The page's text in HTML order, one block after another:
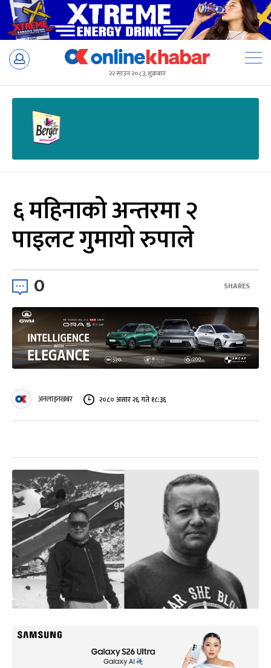
Skip
२२ साउन २०८३, शुक्रबार
६ महिनाको अन्तरमा २
पाइलट गुमायो रुपाले
0 SHARES
अनलाइनखबर २०८० असार २६ गते १८:३६